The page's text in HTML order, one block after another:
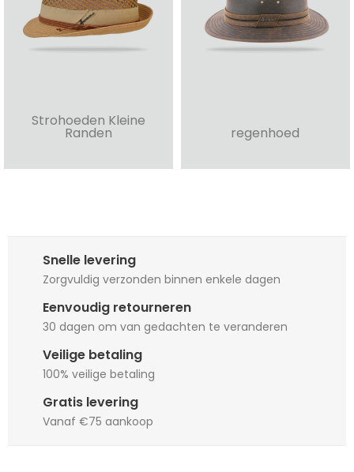
Strohoeden Kleine
Randen regenhoed
Snelle levering
Zorgvuldig verzonden binnen enkele dagen
Eenvoudig retourneren
30 dagen om van gedachten te veranderen
Veilige betaling
100% veilige betaling
Gratis levering
Vanaf €75 aankoop